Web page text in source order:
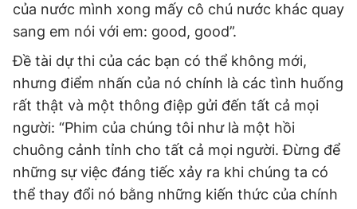
của nước mình xong mấy cô chú nước khác quay
sang em nói với em: good, good”.
Đề tài dự thi của các bạn có thể không mới,
nhưng điểm nhấn của nó chính là các tình huống
rất thật và một thông điệp gửi đến tất cả mọi
người: “Phim của chúng tôi như là một hồi
chuông cảnh tỉnh cho tất cả mọi người. Đừng để
những sự việc đáng tiếc xảy ra khi chúng ta có
thể thay đổi nó bằng những kiến thức của chính